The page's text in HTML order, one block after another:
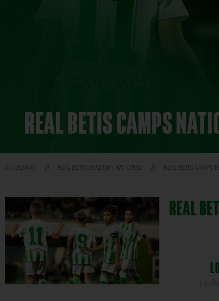
REAL BETIS CAMPS
ACADEMIAS REAL BETIS ACADEMY NATIONAL REAL BETIS CAMPS
REAL
La